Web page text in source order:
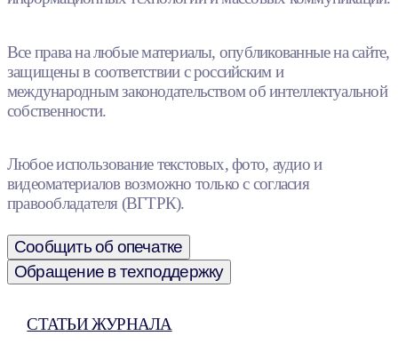
Все права на любые материалы, опубликованные на сайте,
защищены в соответствии с российским и
международным законодательством об интеллектуальной
собственности.
Любое использование текстовых, фото, аудио и
видеоматериалов возможно только с согласия
правообладателя (ВГТРК).
Сообщить об опечатке
Обращение в техподдержку
СТАТЬИ ЖУРНАЛА